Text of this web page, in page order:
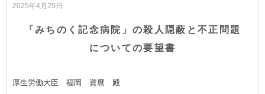
2025年4月25日
「みちのく記念病院」の殺人隠蔽と不正問題
についての要望書
厚生労働大臣 福岡 資麿 殿